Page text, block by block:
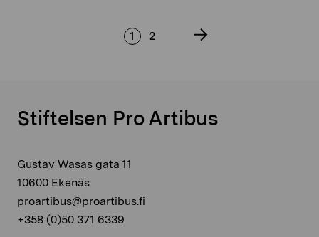
1 2
Stiftelsen Pro Artibus
Gustav Wasas gata 11
10600 Ekenäs
proartibus@proartibus.fi
+358 (0)50 371 6339